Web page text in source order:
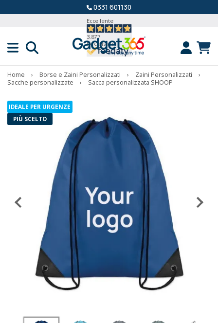
0331 601130
Eccellente
3.877
Recensioni
Home › Borse e Zaini Personalizzati › Zaini Personalizzati
›
Sacche personalizzate
› Sacca personalizzata SHOOP
IDEALE PER URGENZE
PIÙ SCELTO